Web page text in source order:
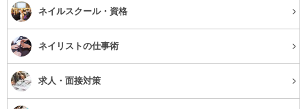
ネイルスクール・資格
ネイリストの仕事術
求人・面接対策